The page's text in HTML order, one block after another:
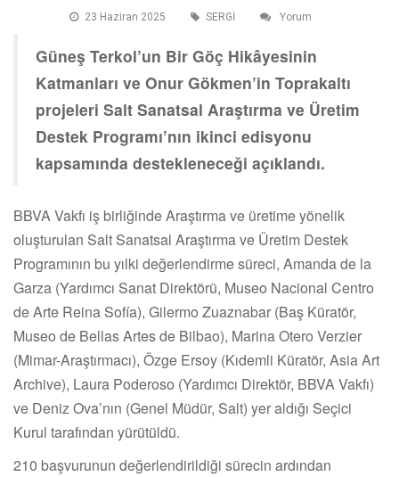
23 Haziran 2025 SERGİ Yorum
Güneş Terkol’un Bir Göç Hikâyesinin
Katmanları ve Onur Gökmen’in Toprakaltı
projeleri Salt Sanatsal Araştırma ve Üretim
Destek Programı’nın ikinci edisyonu
kapsamında destekleneceği açıklandı.
BBVA Vakfı iş birliğinde Araştırma ve üretime yönelik
oluşturulan Salt Sanatsal Araştırma ve Üretim Destek
Programının bu yılki değerlendirme süreci, Amanda de la
Garza (Yardımcı Sanat Direktörü, Museo Nacional Centro
de Arte Reina Sofía), Gilermo Zuaznabar (Baş Küratör,
Museo de Bellas Artes de Bilbao), Marina Otero Verzier
(Mimar-Araştırmacı), Özge Ersoy (Kıdemli Küratör, Asia Art
Archive), Laura Poderoso (Yardımcı Direktör, BBVA Vakfı)
ve Deniz Ova’nın (Genel Müdür, Salt) yer aldığı Seçici
Kurul tarafından yürütüldü.
210 başvurunun değerlendirildiği sürecin ardından